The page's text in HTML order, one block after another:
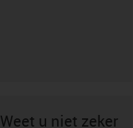
Weet u niet zeker